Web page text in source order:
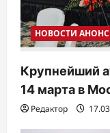
НОВОСТИ
Крупнейший
14 марта в
Редактор